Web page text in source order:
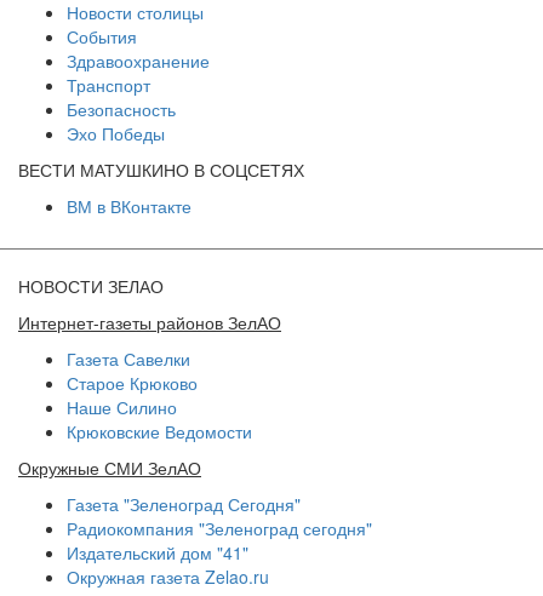
Новости столицы
События
Здравоохранение
Транспорт
Безопасность
Эхо Победы
ВЕСТИ МАТУШКИНО В СОЦСЕТЯХ
ВМ в ВКонтакте
НОВОСТИ ЗЕЛАО
Интернет-газеты районов ЗелАО
Газета Савелки
Старое Крюково
Наше Силино
Крюковские Ведомости
Окружные СМИ ЗелАО
Газета "Зеленоград Сегодня"
Радиокомпания "Зеленоград сегодня"
Издательский дом "41"
Окружная газета Zelao.ru